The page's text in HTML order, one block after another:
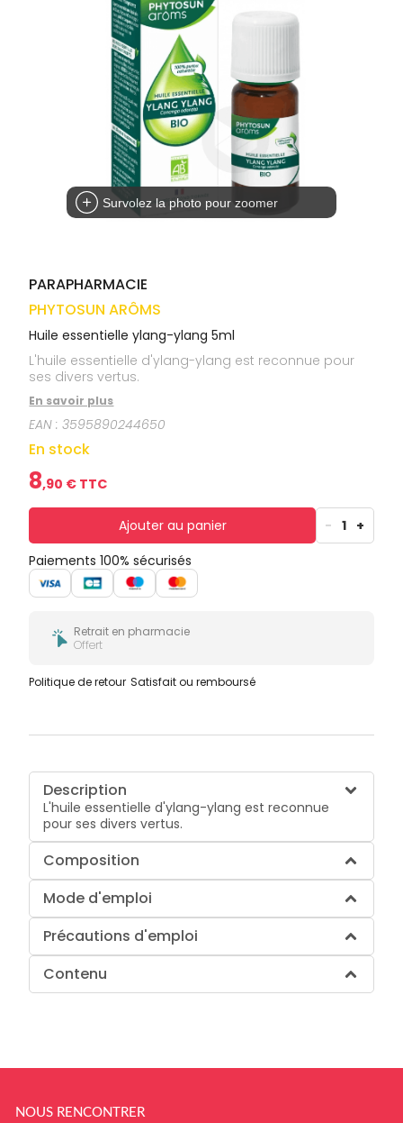
Corps
Homme
Solaire
Visage
VOS
OUTILS
EN
LIGNE
Survolez la photo pour zoomer
PARAPHARMACIE
PHYTOSUN ARÔMS
Huile essentielle ylang-ylang 5ml
L'huile essentielle d'ylang-ylang est reconnue pour
ses divers vertus.
En savoir plus
EAN :3595890244650
En stock
8,90 € TTC
Ajouter au panier - 1 +
Paiements 100% sécurisés
Retrait en pharmacie
Offert
Politique de retour Satisfait ou remboursé
Description
L'huile essentielle d'ylang-ylang est reconnue
pour ses divers vertus.
Composition
Mode d'emploi
Précautions d'emploi
Contenu
NOUS RENCONTRER